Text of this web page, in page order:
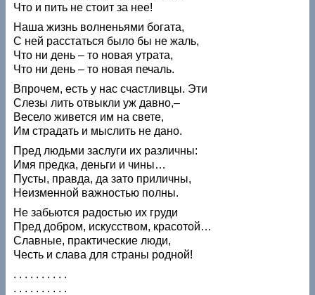
Что и пить не стоит за нее!
Наша жизнь волненьями богата,
С ней расстаться было бы не жаль,
Что ни день – то новая утрата,
Что ни день – то новая печаль.
Впрочем, есть у нас счастливцы. Эти
Слезы лить отвыкли уж давно,–
Весело живется им на свете,
Им страдать и мыслить не дано.
Пред людьми заслуги их различны:
Имя предка, деньги и чины…
Пусты, правда, да зато приличны,
Неизменной важностью полны.
Не забьются радостью их груди
Пред добром, искусством, красотой…
Славные, практические люди,
Честь и слава для страны родной!
. . . . . . . . . .
. . . . . . . . . .